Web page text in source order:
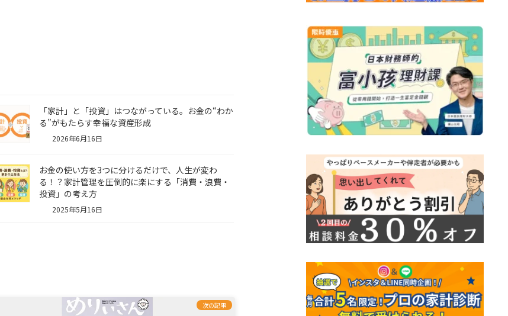
「家計」と「投資」はつながっている。お金の“わか
る”がもたらす幸福な資産形成
2026年6月16日
お金の使い方を3つに分けるだけで、人生が変わ
る！？家計管理を圧倒的に楽にする「消費・浪費・
投資」の考え方
2025年5月16日
次の記事